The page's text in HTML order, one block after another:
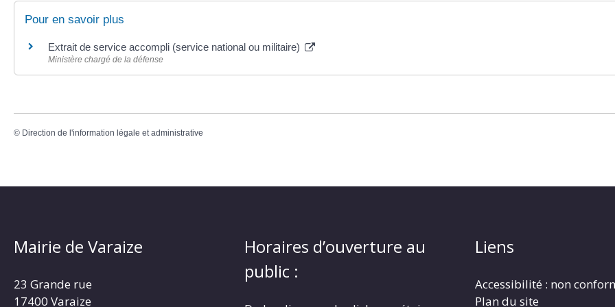
Pour en savoir plus
Extrait de service accompli (service national ou militaire)
Ministère chargé de la défense
© Direction de l'information légale et administrative
Mairie de Varaize
23 Grande rue
17400 Varaize
Horaires d’ouverture au
public :
Liens
Accessibilité : non
Plan du site